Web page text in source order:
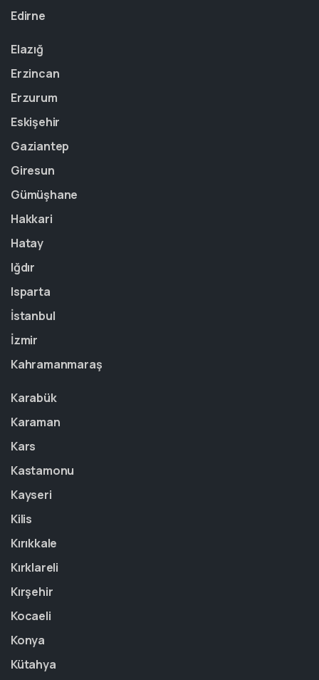
Edirne
Elazığ
Erzincan
Erzurum
Eskişehir
Gaziantep
Giresun
Gümüşhane
Hakkari
Hatay
Iğdır
Isparta
İstanbul
İzmir
Kahramanmaraş
Karabük
Karaman
Kars
Kastamonu
Kayseri
Kilis
Kırıkkale
Kırklareli
Kırşehir
Kocaeli
Konya
Kütahya